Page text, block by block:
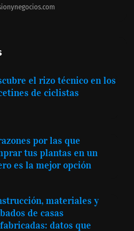
el rizo técnico en los
de ciclistas
por las que
tus plantas en un
es la mejor opción
materiales y
de casas
datos que